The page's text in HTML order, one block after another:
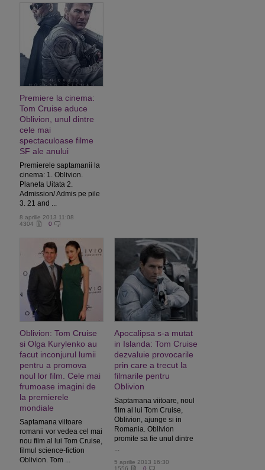
Premiere la cinema:
Tom Cruise aduce
Oblivion, unul dintre
cele mai
spectaculoase filme
SF ale anului
Premierele saptamanii la
cinema: 1. Oblivion.
Planeta Uitata 2.
Admission/ Admis pe pile
3. 21 and ...
8 aprilie 2013 11:08
4304
0
Oblivion: Tom Cruise
si Olga Kurylenko au
facut inconjurul lumii
pentru a promova
noul lor film. Cele mai
frumoase imagini de
la premierele
mondiale
Saptamana viitoare
romanii vor vedea cel mai
nou film al lui Tom Cruise,
filmul science-fiction
Oblivion. Tom ...
Apocalipsa s-a mutat
in Islanda: Tom Cruise
dezvaluie provocarile
prin care a trecut la
filmarile pentru
Oblivion
Saptamana viitoare, noul
film al lui Tom Cruise,
Oblivion, ajunge si in
Romania. Oblivion
promite sa fie unul dintre
...
5 aprilie 2013 16:30
1556
0